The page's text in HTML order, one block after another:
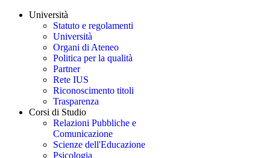
Università
Statuto e regolamenti
Università
Organi di Ateneo
Politica per la qualità
Partner
Rete IUS
Riconoscimento titoli
Trasparenza
Corsi di Studio
Relazioni Pubbliche e
Comunicazione
Scienze dell'Educazione
Psicologia